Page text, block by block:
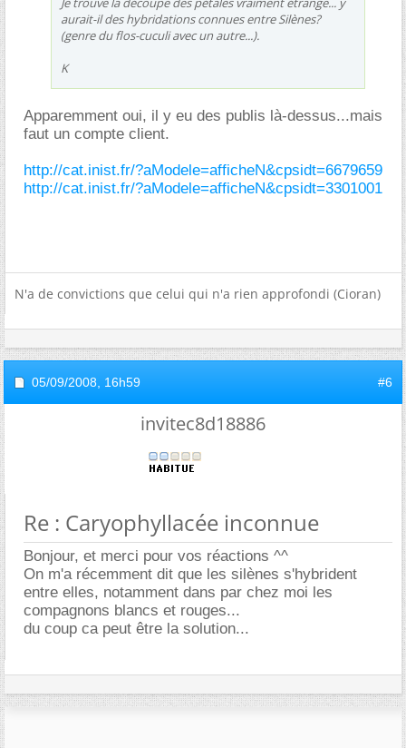
aurait-il des hybridations connues entre Silènes?
(genre du flos-cuculi avec un autre...).
K
Apparemment oui, il y eu des publis là-dessus...mais
faut un compte client.
http://cat.inist.fr/?aModele=afficheN&cpsidt=6679659
http://cat.inist.fr/?aModele=afficheN&cpsidt=3301001
N'a de convictions que celui qui n'a rien approfondi (Cioran)
05/09/2008, 16h59 #6
invitec8d18886
Re : Caryophyllacée inconnue
Bonjour, et merci pour vos réactions ^^
On m'a récemment dit que les silènes s'hybrident
entre elles, notamment dans par chez moi les
compagnons blancs et rouges...
du coup ca peut être la solution...